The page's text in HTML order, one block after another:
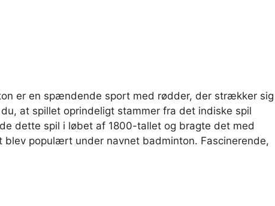
er en spændende sport med rødder, der strækker sig
at spillet oprindeligt stammer fra det indiske spil
dette spil i løbet af 1800-tallet og bragte det med
populært under navnet badminton. Fascinerende,